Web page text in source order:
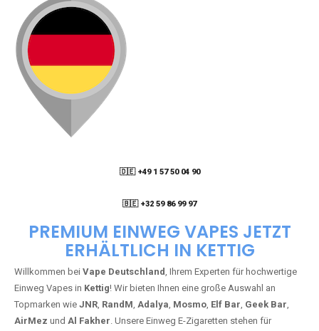
🇩🇪 +49 1 57 50 04 90
🇧🇪 +32 59 86 99 97
PREMIUM EINWEG VAPES JETZT
ERHÄLTLICH IN KETTIG
Willkommen bei Vape Deutschland, Ihrem Experten für hochwertige
Einweg Vapes in Kettig! Wir bieten Ihnen eine große Auswahl an
Topmarken wie JNR, RandM, Adalya, Mosmo, Elf Bar, Geek Bar,
AirMez und Al Fakher. Unsere Einweg E-Zigaretten stehen für